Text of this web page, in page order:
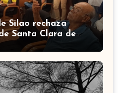
Silao rechaza
Santa Clara de